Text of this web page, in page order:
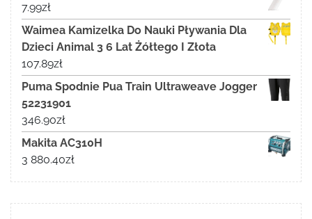
7.99zł
Waimea Kamizelka Do Nauki Pływania Dla
Dzieci Animal 3 6 Lat Żółtego I Złota
107.89zł
Puma Spodnie Pua Train Ultraweave Jogger
52231901
346.90zł
Makita AC310H
3 880.40zł